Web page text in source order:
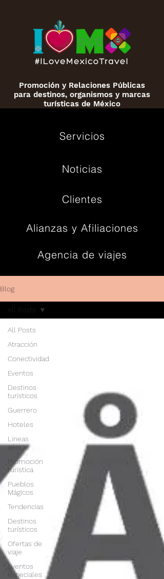
Servicios
Noticias
Clientes
Alianzas y Afiliaciones
Agencia de viajes
Promoción y Relaciones Públicas
para destinos, organismos y marcas
turísticas de México
Blog
All Posts
Atracción
Conectividad
Eventos
Destinos
turísticos
Guerrero
Hoteles
Líneas
aéreas
Promoción
turística
Pueblos
Mágicos
Tendencias
Destinos
turísticos
Ofertas de
viaje
Eventos
especiales
All Posts